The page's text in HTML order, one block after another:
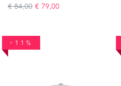
€ 84,00 € 79,00
-11%